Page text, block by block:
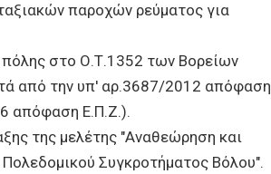
παροχών ρεύματος για
στο Ο.Τ.1352 των Βορείων
από την υπ' αρ.3687/2012 απόφαση
απόφαση Ε.Π.Ζ.).
της μελέτης "Αναθεώρηση και
Συγκροτήματος Βόλου".